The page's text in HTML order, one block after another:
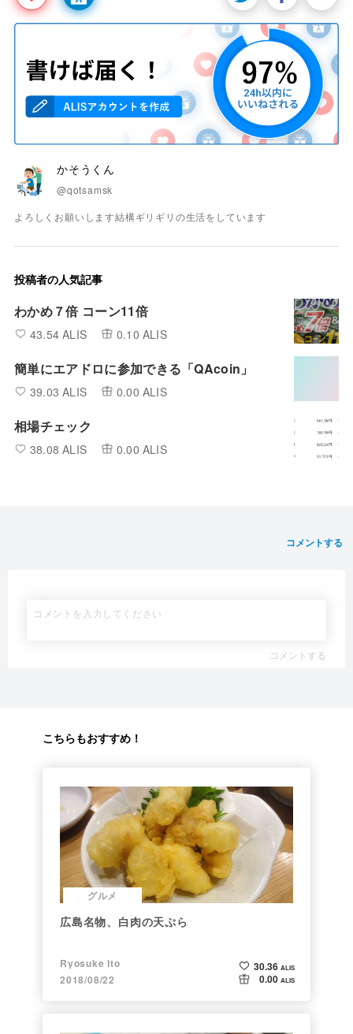
かそうくん
@qotsamsk
よろしくお願いします結構ギリギリの生活をしています
投稿者の人気記事
わかめ７倍 コーン11倍
43.54 ALIS 0.10 ALIS
簡単にエアドロに参加できる「QAcoin」
39.03 ALIS 0.00 ALIS
相場チェック
38.08 ALIS 0.00 ALIS
コメントする
コメントする
こちらもおすすめ！
グルメ
広島名物、白肉の天ぷら
Ryosuke Ito
2018/08/22
30.36 ALIS
0.00 ALIS